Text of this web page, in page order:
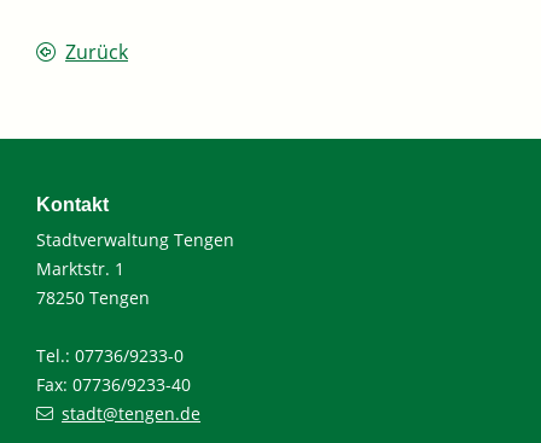
Zurück
Kontakt
Stadtverwaltung Tengen
Marktstr. 1
78250 Tengen
Tel.: 07736/9233-0
Fax: 07736/9233-40
stadt@tengen.de